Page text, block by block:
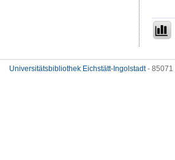
Universitätsbibliothek Eichstätt-Ingolstadt- 85071